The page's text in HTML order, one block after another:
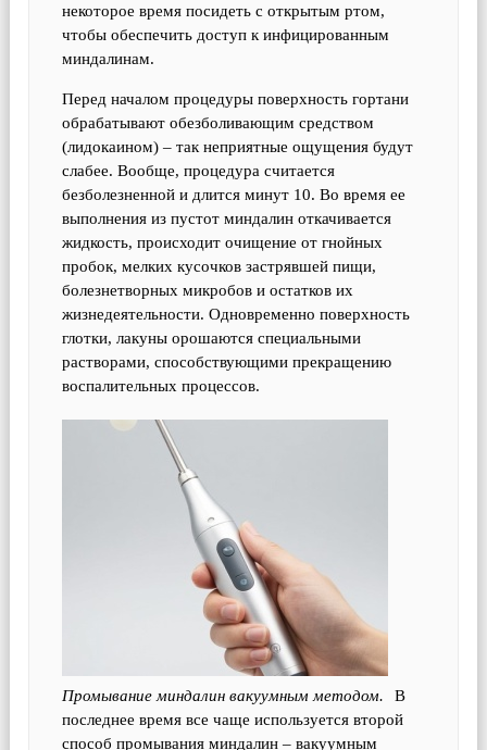
некоторое время посидеть с открытым ртом,
чтобы обеспечить доступ к инфицированным
миндалинам.
Перед началом процедуры поверхность гортани
обрабатывают обезболивающим средством
(лидокаином) – так неприятные ощущения будут
слабее. Вообще, процедура считается
безболезненной и длится минут 10. Во время ее
выполнения из пустот миндалин откачивается
жидкость, происходит очищение от гнойных
пробок, мелких кусочков застрявшей пищи,
болезнетворных микробов и остатков их
жизнедеятельности. Одновременно поверхность
глотки, лакуны орошаются специальными
растворами, способствующими прекращению
воспалительных процессов.
Промывание миндалин вакуумным методом.
В
последнее время все чаще используется второй
способ промывания миндалин – вакуумным